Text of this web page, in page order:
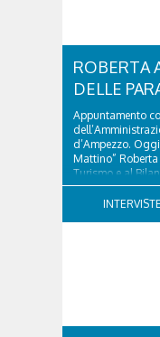
ROBERTA
DELLE
Appuntamento
d’Ampezzo.
Mattino”
Turismo e al
dell'eredità delle
di accessibilità e
INTERVISTE